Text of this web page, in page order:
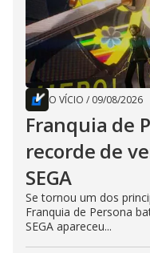
O VÍCIO / 09/08/2026
Franquia de
recorde de
SEGA
Se tornou um dos
Franquia de Persona
SEGA apareceu...